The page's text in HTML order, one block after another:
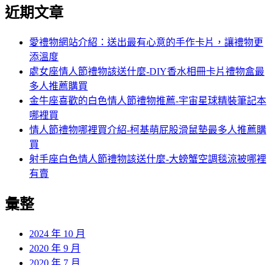
近期文章
愛禮物網站介紹：送出最有心意的手作卡片，讓禮物更
添溫度
處女座情人節禮物該送什麼-DIY香水相冊卡片禮物盒最
多人推薦購買
金牛座喜歡的白色情人節禮物推薦-宇宙星球精裝筆記本
哪裡買
情人節禮物哪裡買介紹-柯基萌屁股滑鼠墊最多人推薦購
買
射手座白色情人節禮物該送什麼-大螃蟹空調毯涼被哪裡
有賣
彙整
2024 年 10 月
2020 年 9 月
2020 年 7 月